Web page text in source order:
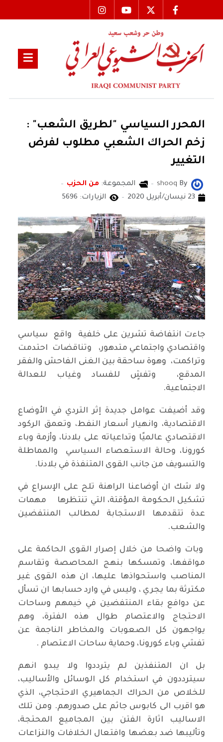
المحرر السياسي "لطريق الشعب" :
زخم الحراك الشعبي مطلوب لفرض
التغيير
By
shooq المجموعة: من الحزب
23 نيسان/أبريل 2020
الزيارات: 5696
جاءت انتفاضة تشرين على خلفية واقع سياسي
واقتصادي واجتماعي متدهور، وتناقضات احتدمت
وتراكمت، وهوة ساحقة بين الغنى الفاحش والفقر
المدقع، وتفشٍ للفساد وغياب للعدالة
الاجتماعية.
وقد أضيفت عوامل جديدة إثر التردي في الأوضاع
الاقتصادية، وانهيار أسعار النفط، وتعمق الركود
الاقتصادي عالميًا وتداعياته على بلادنا، وأزمة وباء
كورونا، وحالة الاستعصاء السياسي والمماطلة
والتسويف من جانب القوى المتنفذة في بلادنا.
ولا شك ان أوضاعنا الراهنة تلح على الإسراع في
تشكيل الحكومة المؤقتة، التي تنتظرها مهمات
عدة تتقدمها الاستجابة لمطالب المنتفضين
والشعب.
وبات واضحا من خلال إصرار القوى الحاكمة على
مواقفها، وتمسكها بنهج المحاصصة وتقاسم
المناصب واستحواذها عليها، ان هذه القوى غير
مكترثة بما يجري ، وليس في وارد حسابها ان تسأل
عن دوافع بقاء المنتفضين في خيمهم وساحات
الاحتجاج والاعتصام طوال هذه الفترة، وهم
يواجهون كل الصعوبات والمخاطر الناجمة عن
تفشي وباء كورونا، وحماية ساحات الاعتصام .
بل ان المتنفذين لم يترددوا ولا يبدو انهم
سيترددون في استخدام كل الوسائل والأساليب،
للخلاص من الحراك الجماهيري الاحتجاجي، الذي
هو اقرب الى كابوس جاثم على صدورهم. ومن تلك
الاساليب اثارة الفتن بين المجاميع المحتجة،
وتأليبها ضد بعضها وافتعال الخلافات والنزاعات